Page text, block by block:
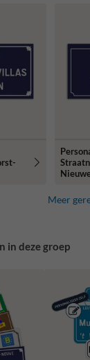
Meer
in deze groep